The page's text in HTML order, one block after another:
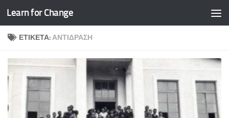
Skip to content
Learn for Change
ΕΤΙΚΈΤΑ:ΑΝΤΊΔΡΑΣΗ